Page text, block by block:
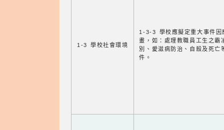
1-3 學校社會環境
1-3-3 學校應擬定重大事件因
畫，如：處理教職員工生之霸
別、愛滋病防治、自殺及死亡
件。